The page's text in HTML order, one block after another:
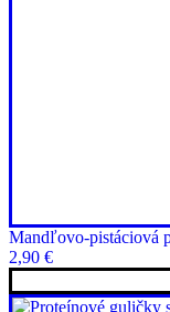
Mandľovo-pistáciová
2,90 €